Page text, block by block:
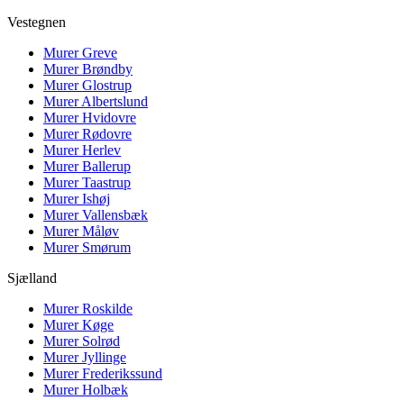
Vestegnen
MurerGreve
MurerBrøndby
MurerGlostrup
MurerAlbertslund
MurerHvidovre
MurerRødovre
MurerHerlev
MurerBallerup
MurerTaastrup
MurerIshøj
MurerVallensbæk
MurerMåløv
Murer Smørum
Sjælland
MurerRoskilde
MurerKøge
Murer Solrød
MurerJyllinge
MurerFrederikssund
MurerHolbæk